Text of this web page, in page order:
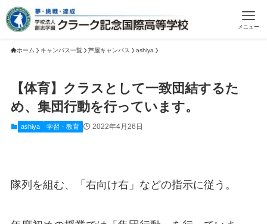
メニュー
ホーム キャンパス一覧 芦屋キャンパス ashiya
【体育】クラスとして一致団結するた
め、集団行動を行っています。
ashiya 学習・教育 2022年4月26日
隊列を組む、「右向け右」などの指示に従う。